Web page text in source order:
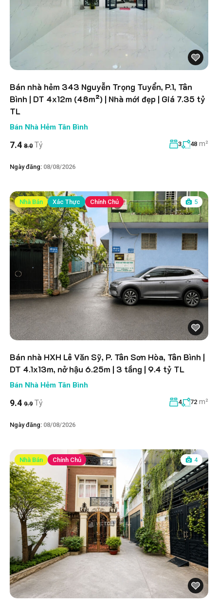
Bán nhà hẻm 343 Nguyễn Trọng Tuyển, P.1, Tân
Bình | DT 4x12m (48m²) | Nhà mới đẹp | Giá 7.35 tỷ
TL
Bán Nhà Hẻm Tân Bình
7.4 8.0 Tỷ 3 48 m²
Ngày đăng: 08/08/2026
Nhà Bán Xác Thực Chính Chủ 5
Bán nhà HXH Lê Văn Sỹ, P. Tân Sơn Hòa, Tân Bình |
DT 4.1x13m, nở hậu 6.25m | 3 tầng | 9.4 tỷ TL
Bán Nhà Hẻm Tân Bình
9.4 9.9 Tỷ 4 72 m²
Ngày đăng: 08/08/2026
Nhà Bán Chính Chủ 4